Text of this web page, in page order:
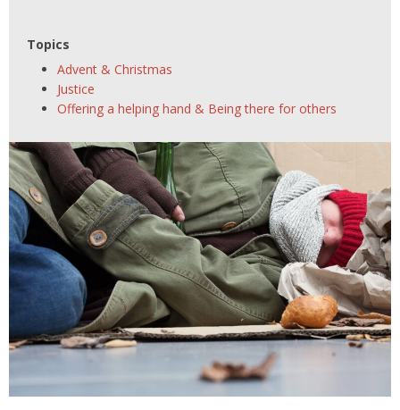
Topics
Advent & Christmas
Justice
Offering a helping hand & Being there for others